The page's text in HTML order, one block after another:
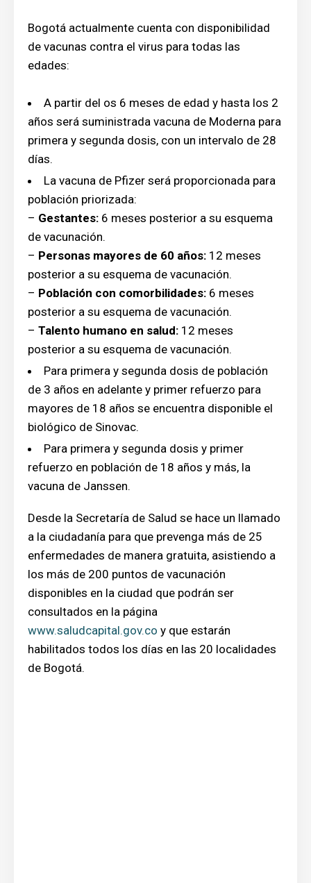
Bogotá actualmente cuenta con disponibilidad
de vacunas contra el virus para todas las
edades:
A partir del os 6 meses de edad y hasta los 2
años será suministrada vacuna de Moderna para
primera y segunda dosis, con un intervalo de 28
días.
La vacuna de Pfizer será proporcionada para
población priorizada:
– Gestantes: 6 meses posterior a su esquema
de vacunación.
– Personas mayores de 60 años: 12 meses
posterior a su esquema de vacunación.
– Población con comorbilidades: 6 meses
posterior a su esquema de vacunación.
– Talento humano en salud: 12 meses
posterior a su esquema de vacunación.
Para primera y segunda dosis de población
de 3 años en adelante y primer refuerzo para
mayores de 18 años se encuentra disponible el
biológico de Sinovac.
Para primera y segunda dosis y primer
refuerzo en población de 18 años y más, la
vacuna de Janssen.
Desde la Secretaría de Salud se hace un llamado
a la ciudadanía para que prevenga más de 25
enfermedades de manera gratuita, asistiendo a
los más de 200 puntos de vacunación
disponibles en la ciudad que podrán ser
consultados en la página
www.saludcapital.gov.co y que estarán
habilitados todos los días en las 20 localidades
de Bogotá.